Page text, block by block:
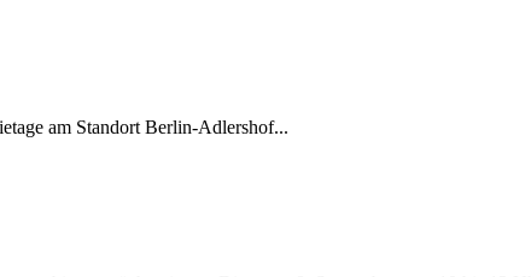
am Standort Berlin-Adlershof...